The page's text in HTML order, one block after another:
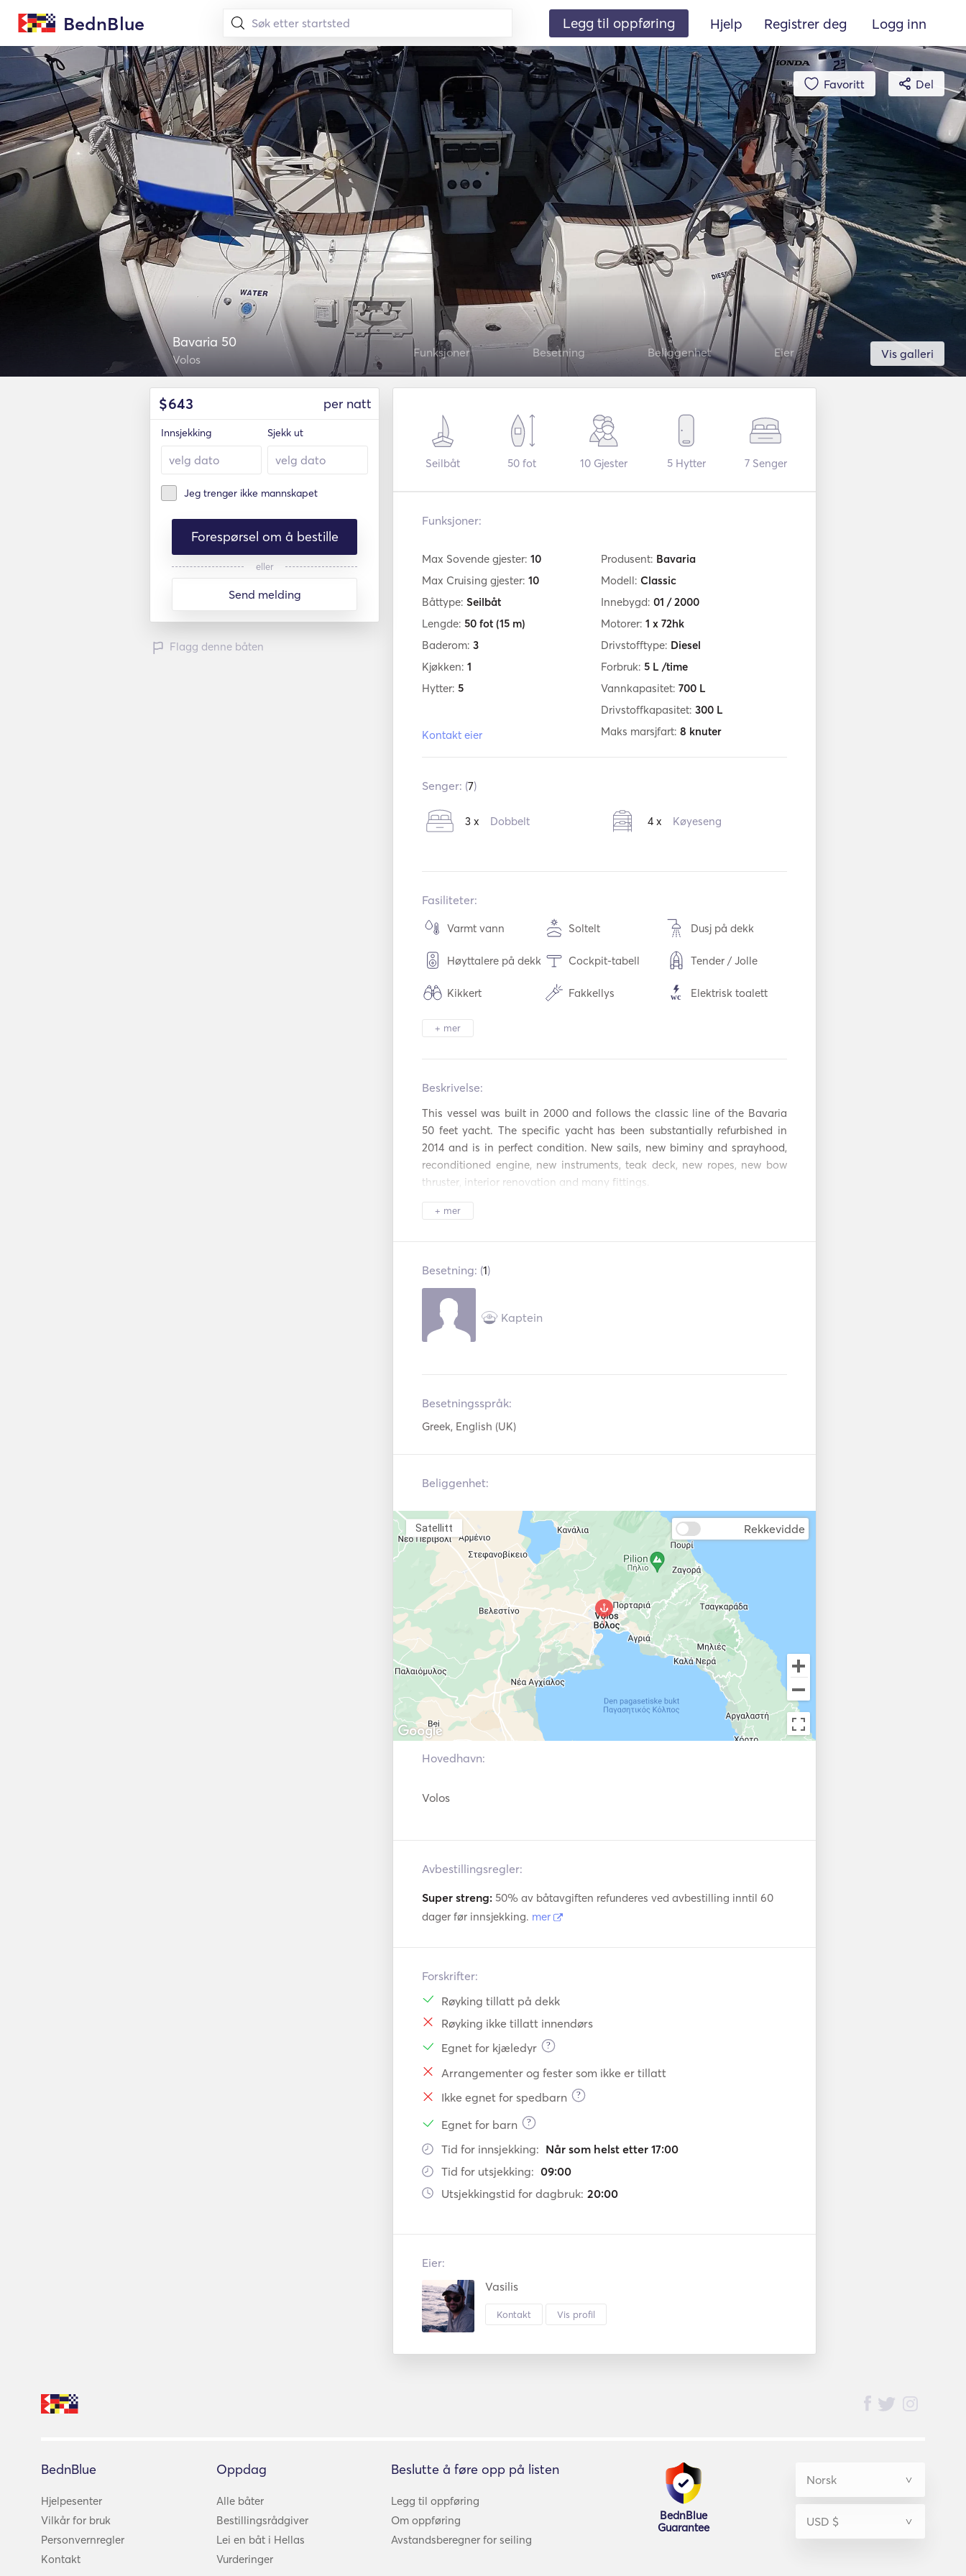
BednBlue Legg til oppføring Hjelp Registrer deg Logg inn
Favoritt Del
Vis galleri
Bavaria 50
Volos Funksjoner Besetning Beliggenhet Eier
$643 per natt
Innsjekking Sjekk ut
Jeg trenger ikke mannskapet
Forespørsel om å bestille
eller
Send melding
Flagg denne båten
Seilbåt 50 fot 10 Gjester 5Hytter 7Senger
Funksjoner:
Max Sovende gjester: 10
Max Cruising gjester: 10
Båttype: Seilbåt
Lengde: 50 fot (15 m)
Baderom: 3
Kjøkken: 1
Hytter: 5
Kontakt eier
Produsent: Bavaria
Modell: Classic
Innebygd: 01 / 2000
Motorer: 1 x 72hk
Drivstofftype: Diesel
Forbruk: 5 L /time
Vannkapasitet: 700 L
Drivstoffkapasitet: 300 L
Maks marsjfart: 8 knuter
Senger: (7)
3 x Dobbelt 4 x Køyeseng
Fasiliteter:
Varmt vann Soltelt Dusj på dekk
Høyttalere på dekk Cockpit-tabell Tender / Jolle
Kikkert Fakkellys Elektrisk toalett
Kjøleskap
USB-tilkobling
+ mer
Beskrivelse:
This vessel was built in 2000 and follows the classic line of the Bavaria
50 feet yacht. The specific yacht has been substantially refurbished in
2014 and is in perfect condition. New sails, new biminy and sprayhood,
reconditioned engine, new instruments, teak deck, new ropes, new bow
thruster, interior renovation and many fittings.
+ mer
Besetning: (1)
Kaptein
Besetningsspråk:
Greek, English (UK)
Beliggenhet:
Rekkevidde
Satellitt
Hovedhavn:
Volos
Avbestillingsregler:
Super streng: 50% av båtavgiften refunderes ved avbestilling inntil 60
dager før innsjekking. mer
Forskrifter:
Røyking tillatt på dekk
Røyking ikke tillatt innendørs
Egnet for kjæledyr
?
Arrangementer og fester som ikke er tillatt
Ikke egnet for spedbarn
?
Egnet for barn ?
Tid for innsjekking: Når som helst etter 17:00
Tid for utsjekking: 09:00
Utsjekkingstid for dagbruk: 20:00
Eier:
Vasilis
Kontakt Vis profil
BednBlue
Hjelpesenter
Vilkår for bruk
Personvernregler
Kontakt
Oppdag
Alle båter
Bestillingsrådgiver
Lei en båt i Hellas
Vurderinger
Beslutte å føre opp på listen
Legg til oppføring
Om oppføring
Avstandsberegner for seiling
BednBlue
Guarantee